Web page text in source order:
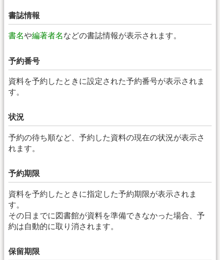
書誌情報
書名や編著者名などの書誌情報が表示されます。
予約番号
資料を予約したときに設定された予約番号が表示されま
す。
状況
予約の待ち順など、予約した資料の現在の状況が表示さ
れます。
予約期限
資料を予約したときに指定した予約期限が表示されま
す。
その日までに図書館が資料を準備できなかった場合、予
約は自動的に取り消されます。
保留期限